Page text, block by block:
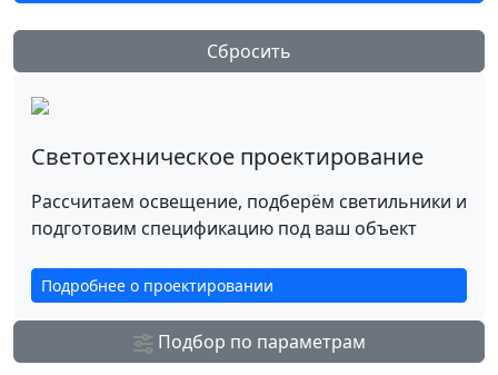
Сбросить
Светотехническое проектирование
Рассчитаем освещение, подберём светильники и
подготовим спецификацию под ваш объект
Подробнее о проектировании
Подбор по параметрам